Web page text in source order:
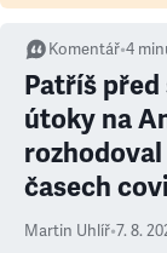
Komentář•4
Patříš
útoky na
časech
Martin Uhlíř•7. 8.